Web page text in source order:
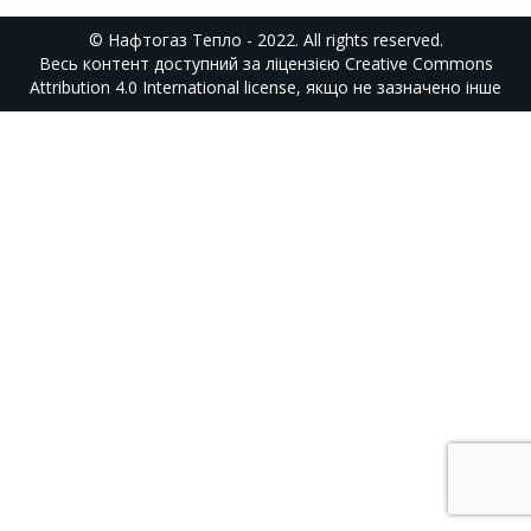
© Нафтогаз Тепло - 2022. All rights reserved.
Весь контент доступний за ліцензією Creative Commons
Attribution 4.0 International license, якщо не зазначено інше